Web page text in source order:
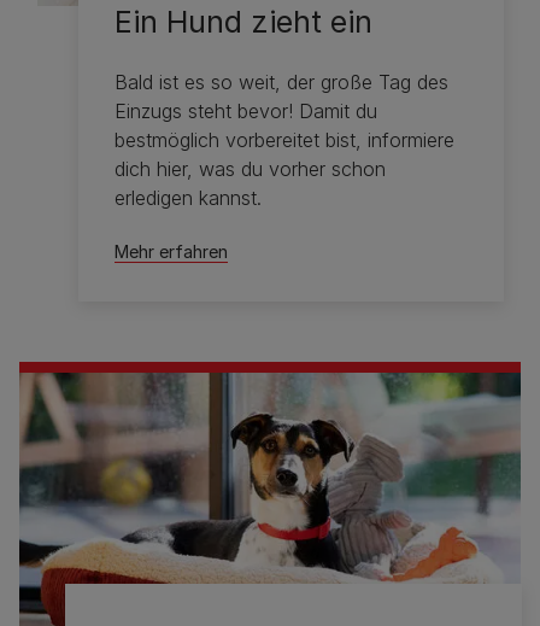
Ein Hund zieht ein
Bald ist es so weit, der große Tag des
Einzugs steht bevor! Damit du
bestmöglich vorbereitet bist, informiere
dich hier, was du vorher schon
erledigen kannst.
Mehr erfahren